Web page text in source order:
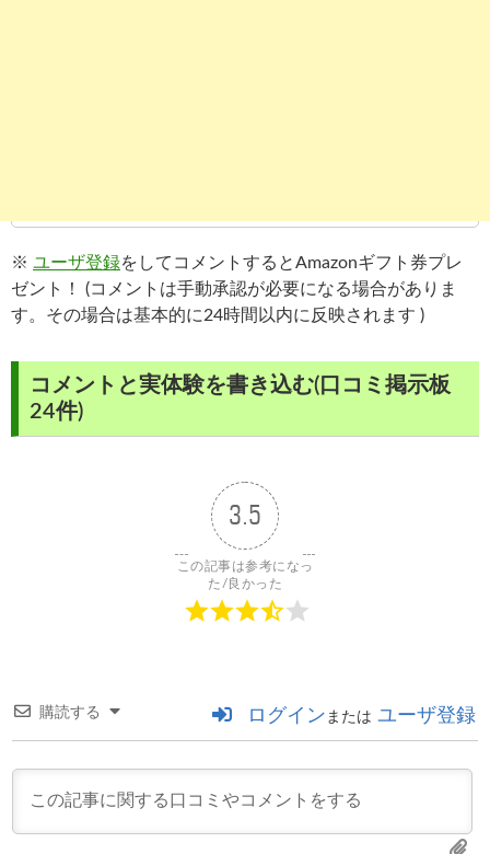
※ ユーザ登録をしてコメントするとAmazonギフト券プレ
ゼント！ (コメントは手動承認が必要になる場合がありま
す。その場合は基本的に24時間以内に反映されます )
コメントと実体験を書き込む(口コミ掲示板
24件)
3.5
この記事は参考になっ
た/良かった
購読する ログイン または ユーザ登録